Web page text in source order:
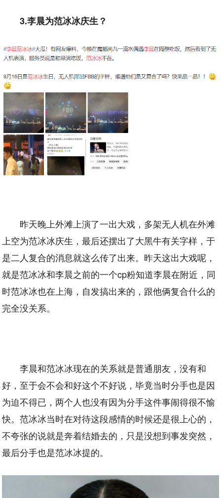
3.李晨为范冰冰庆生？
昨天晚上外滩上演了一出大戏，多架无人机在外滩
上空为范冰冰庆生，最后还摆出了大黑牛有关字样，于
是二人复合的消息就这么传了出来。昨天这出大戏呢，
就是范冰冰和李晨之前的一个cp粉知道李晨在附近，同
时范冰冰也在上海，自发搞出来的，跟他俩复合什么的
完全没关系。
李晨和范冰冰现在的关系就是普通朋友，没有和
好，至于会不会和好这个不好说，毕竟当时分手也是因
为迫不得已，两个人也没有因为分手这件事闹得很不愉
快。范冰冰当时在对待这段感情的时候还是很上心的，
不夸张的说就是奔着结婚去的，只是没想到事发突然，
最后分手也是范冰冰提的。